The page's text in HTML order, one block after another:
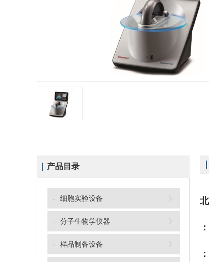
产品目录
- 细胞实验设备
- 分子生物学仪器
- 样品制备设备
：
：